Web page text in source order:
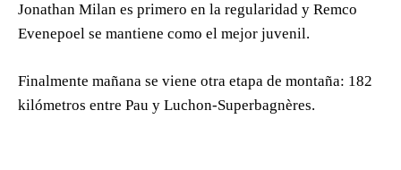
Jonathan Milan es primero en la regularidad y Remco
Evenepoel se mantiene como el mejor juvenil.
Finalmente mañana se viene otra etapa de montaña: 182
kilómetros entre Pau y Luchon-Superbagnères.